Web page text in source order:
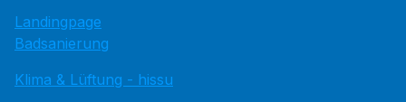
Landingpage
Badsanierung
Klima & Lüftung - hissu